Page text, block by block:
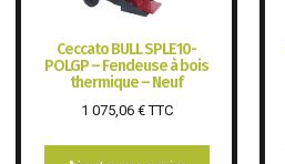
Ceccato BULL SPLE10-
POLGP – Fendeuse à bois
thermique – Neuf
1 075,06 €TTC